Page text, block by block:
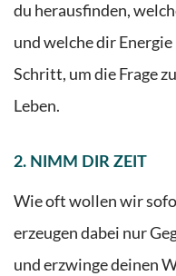
du herausfinden,
und welche dir
Schritt, um die Frage
Leben.
2. NIMM DIR ZEIT
Wie oft wollen wir
erzeugen dabei nur
und erzwinge deinen